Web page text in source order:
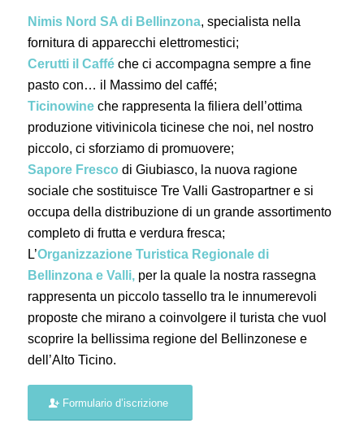
Nimis Nord SA di Bellinzona, specialista nella
fornitura di apparecchi elettromestici;
Cerutti il Cafféche ci accompagna sempre a fine
pasto con… il Massimo del caffé;
Ticinowineche rappresenta la filiera dell’ottima
produzione vitivinicola ticinese che noi, nel nostro
piccolo, ci sforziamo di promuovere;
Sapore Fresco di Giubiasco, la nuova ragione
sociale che sostituisce Tre Valli Gastropartner e si
occupa della distribuzione di un grande assortimento
completo di frutta e verdura fresca;
L’Organizzazione Turistica Regionale di
Bellinzona e Valli, per la quale la nostra rassegna
rappresenta un piccolo tassello tra le innumerevoli
proposte che mirano a coinvolgere il turista che vuol
scoprire la bellissima regione del Bellinzonese e
dell’Alto Ticino.
Formulario d’iscrizione